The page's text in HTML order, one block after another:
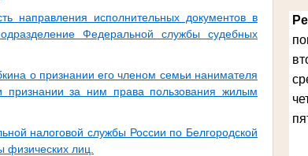
направления исполнительных документов в
Федеральной службы судебных
о признании его членом семьи нанимателя
за ним права пользования жилым
налоговой службы России по Белгородской
физических лиц.